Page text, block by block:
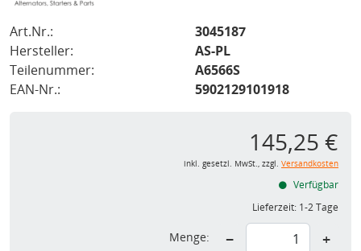
Art.Nr.:
3045187
Hersteller:
AS-PL
Teilenummer:
A6566S
EAN-Nr.:
5902129101918
145,25 €
inkl. gesetzl. MwSt., zzgl. Versandkosten
Verfügbar
Lieferzeit: 1-2 Tage
Menge: − +